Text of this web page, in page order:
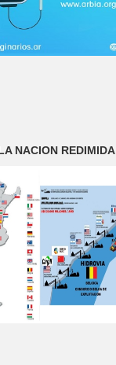
NACION REDIMIDA